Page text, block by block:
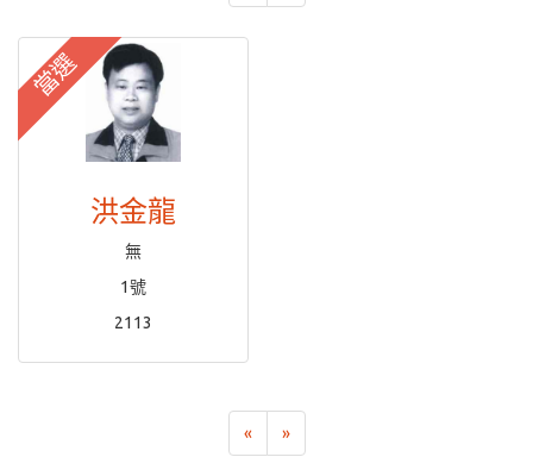
當選
洪金龍
無
1號
2113
« »